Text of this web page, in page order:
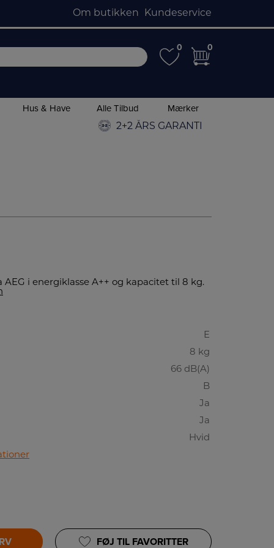
Om butikken Kundeservice
0
0 0
0
Hus & Have Alle Tilbud Mærker
2+2 ÅRS GARANTI
i energiklasse A++ og kapacitet til 8 kg.
E
8 kg
66 dB(A)
B
Ja
Ja
Hvid
FØJ TIL FAVORITTER